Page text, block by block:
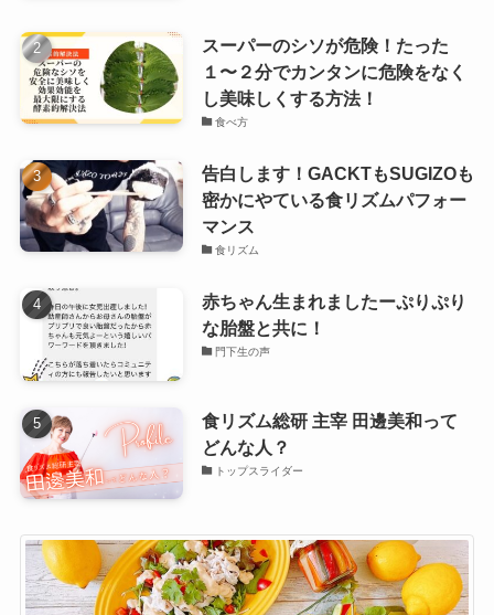
スーパーのシソが危険！たった
１〜２分でカンタンに危険をなく
し美味しくする方法！
食べ方
告白します！GACKTもSUGIZOも
密かにやている食リズムパフォー
マンス
食リズム
赤ちゃん生まれましたーぷりぷり
な胎盤と共に！
門下生の声
食リズム総研 主宰 田邊美和って
どんな人？
トップスライダー